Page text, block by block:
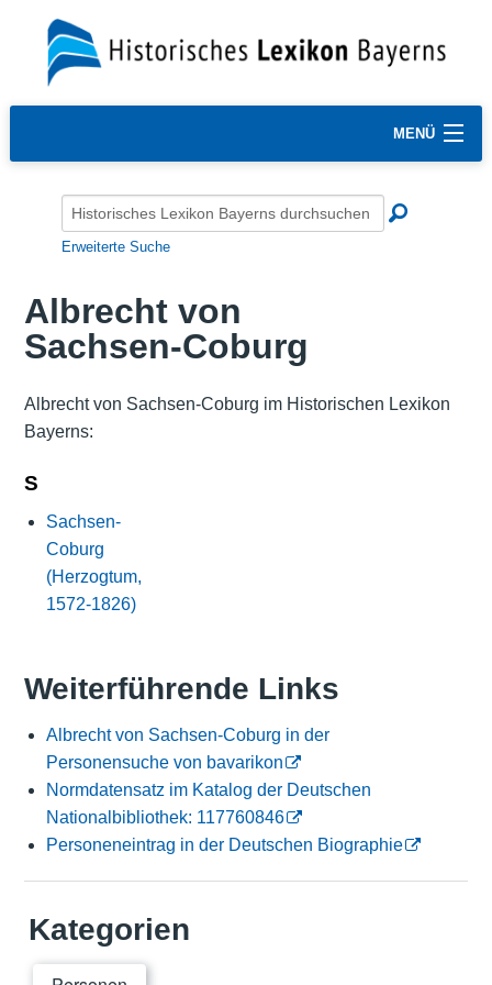
MENÜ
Erweiterte Suche
Albrecht von
Sachsen-Coburg
Albrecht von Sachsen-Coburg im Historischen Lexikon
Bayerns:
S
Sachsen-
Coburg
(Herzogtum,
1572-1826)
Weiterführende Links
Albrecht von Sachsen-Coburg in der
Personensuche von bavarikon
Normdatensatz im Katalog der Deutschen
Nationalbibliothek: 117760846
Personeneintrag in der Deutschen Biographie
Kategorien